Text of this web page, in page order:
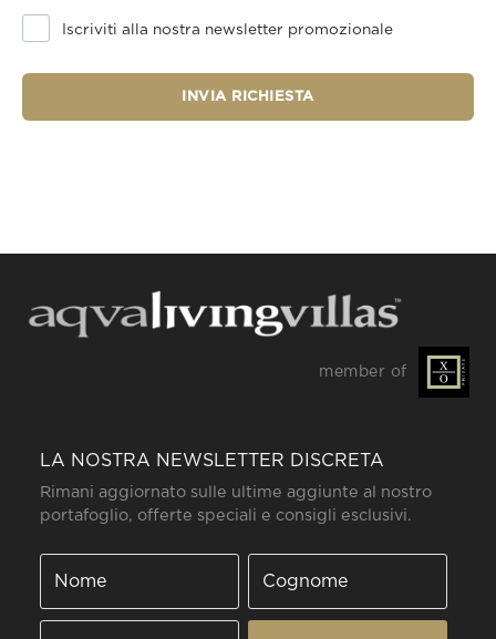
Iscriviti alla nostra newsletter promozionale
INVIA RICHIESTA
member of
LA NOSTRA NEWSLETTER DISCRETA
Rimani aggiornato sulle ultime aggiunte al nostro
portafoglio, offerte speciali e consigli esclusivi.